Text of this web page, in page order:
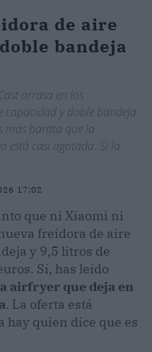
de aire
bandeja
arrasa en los
capacidad y doble bandeja
más barata que la
está casi agotada. Si la
17:02
que ni Xiaomi ni
freidora de aire
y 9,5 litros de
Sí, has leído
airfryer que deja en
. La oferta está
hay quien dice que es